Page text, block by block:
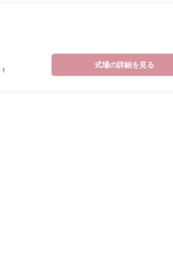
式場の詳細を見る